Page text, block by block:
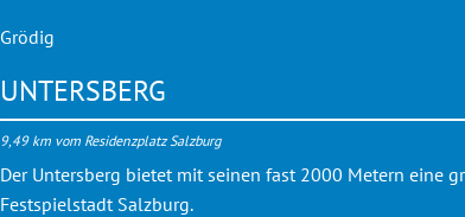
Grödig
UNTERSBERG
9,49 km vom Residenzplatz Salzburg
Der Untersberg bietet mit seinen fast 2000 Metern eine
Festspielstadt Salzburg.